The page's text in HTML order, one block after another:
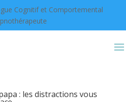
Cognitif et Comportemental
: les distractions vous